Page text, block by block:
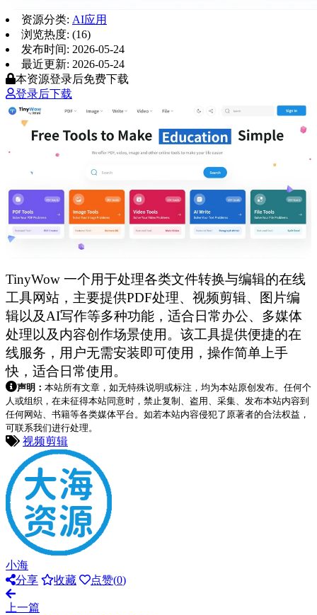
资源分类: AI应用
浏览热度: (16)
发布时间: 2026-05-24
最近更新: 2026-05-24
本资源登录后免费下载
登录后下载
TinyWow 一个用于处理各类文件转换与编辑的在线
工具网站，主要提供PDF处理、视频剪辑、图片编
辑以及AI写作等多种功能，适合日常办公、多媒体
处理以及内容创作场景使用。该工具提供便捷的在
线服务，用户无需安装即可使用，操作简单上手
快，适合日常使用。
声明： 本站所有文章，如无特殊说明或标注，均为本站原创发布。任何个
人或组织，在未征得本站同意时，禁止复制、盗用、采集、发布本站内容到
任何网站、书籍等各类媒体平台。如若本站内容侵犯了原著者的合法权益，
可联系我们进行处理。
视频剪辑
小海
分享
收藏 点赞(0)
上一篇